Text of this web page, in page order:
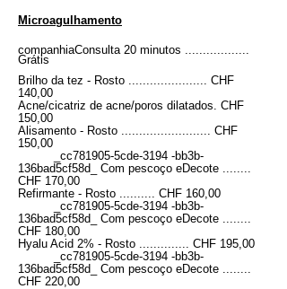
Microagulhamento
companhiaConsulta 20 minutos ..................
Grátis
Brilho da tez - Rosto ...................... CHF
140,00
Acne/cicatriz de acne/poros dilatados. CHF
150,00
Alisamento - Rosto ......................... CHF
150,00
_cc781905-5cde-3194 -bb3b-
136bad5cf58d_ Com pescoço eDecote ........
CHF 170,00
Refirmante - Rosto .......... CHF 160,00
_cc781905-5cde-3194 -bb3b-
136bad5cf58d_ Com pescoço eDecote ........
CHF 180,00
Hyalu Acid 2% - Rosto .............. CHF 195,00
_cc781905-5cde-3194 -bb3b-
136bad5cf58d_ Com pescoço eDecote ........
CHF 220,00